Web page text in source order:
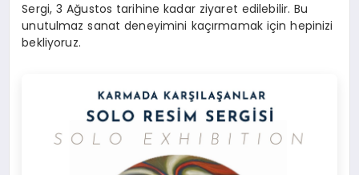
Sergi, 3 Ağustos tarihine kadar ziyaret edilebilir. Bu
unutulmaz sanat deneyimini kaçırmamak için hepinizi
bekliyoruz.